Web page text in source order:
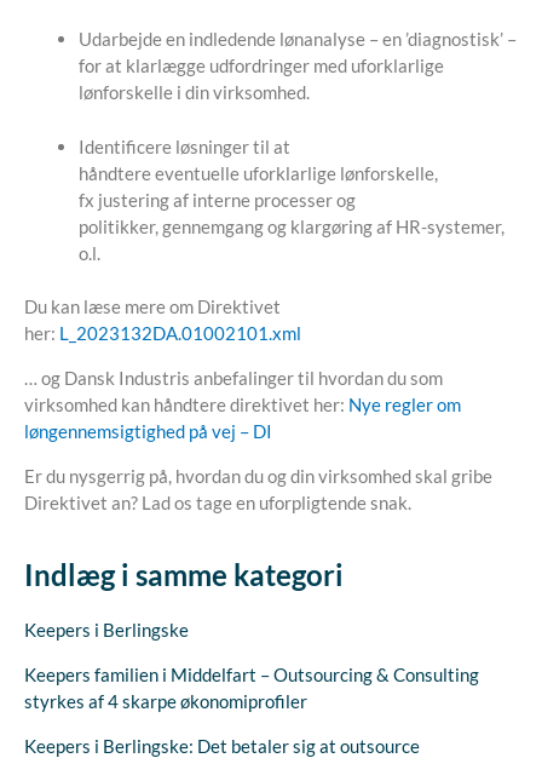
Indlæg i samme kategori
Keepers i Berlingske
Keepers familien i Middelfart – Outsourcing & Consulting
styrkes af 4 skarpe økonomiprofiler
Keepers i Berlingske: Det betaler sig at outsource
Udarbejde en indledende lønanalyse – en ’diagnostisk’ –
for at klarlægge udfordringer med uforklarlige
lønforskelle i din virksomhed.
Identificere løsninger til at
håndtere eventuelle uforklarlige lønforskelle,
fx justering af interne processer og
politikker, gennemgang og klargøring af HR-systemer,
o.l.
Du kan læse mere om Direktivet
her: L_2023132DA.01002101.xml
… og Dansk Industris anbefalinger til hvordan du som
virksomhed kan håndtere direktivet her: Nye regler om
løngennemsigtighed på vej – DI
Er du nysgerrig på, hvordan du og din virksomhed skal gribe
Direktivet an? Lad os tage en uforpligtende snak.